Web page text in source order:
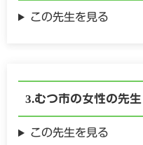
この先生を見る
むつ市の女性の先生
この先生を見る